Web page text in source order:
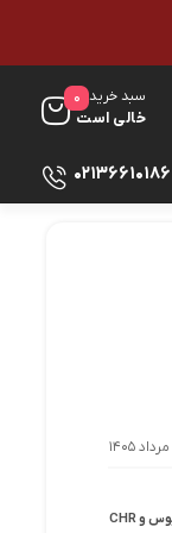
سبد خرید
خالی است
0
02136610186
دسته موتور پریوس و CHR